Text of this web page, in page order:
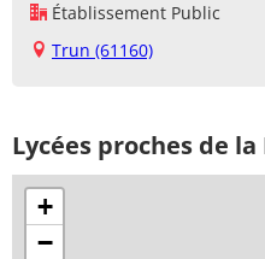
Établissement Public
Trun (61160)
Lycées proches de
+
−